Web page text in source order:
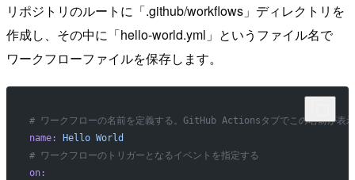
リポジトリのルートに「.github/workflows」ディレクトリを
作成し、その中に「hello-world.yml」というファイル名で
ワークフローファイルを保存します。
# ワークフローの名前を定義する。GitHub Actionsタブでこの名前が表
name:
Hello World
# ワークフローのトリガーとなるイベントを指定する
on: